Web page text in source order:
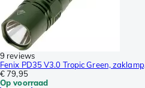
9 reviews
Fenix PD35 V3.0 Tropic Green,
€ 79,95
Op voorraad